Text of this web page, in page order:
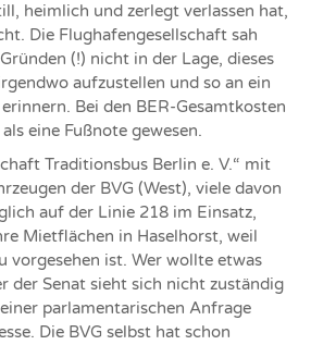
heimlich und zerlegt verlassen hat,
Die Flughafengesellschaft sah
(!) nicht in der Lage, dieses
aufzustellen und so an ein
Bei den BER-Gesamtkosten
eine Fußnote gewesen.
Traditionsbus Berlin e. V.“ mit
der BVG (West), viele davon
auf der Linie 218 im Einsatz,
Mietflächen in Haselhorst, weil
vorgesehen ist. Wer wollte etwas
der Senat sieht sich nicht zuständig
parlamentarischen Anfrage
Die BVG selbst hat schon